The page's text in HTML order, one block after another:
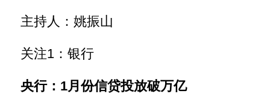
主持人：姚振山
关注1：银行
央行：1月份信贷投放破万亿